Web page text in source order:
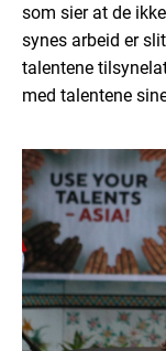
som sier at de
synes arbeid er
talentene
med talentene